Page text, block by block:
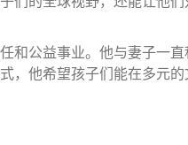
和公益事业。他与妻子一
，他希望孩子们能在多元